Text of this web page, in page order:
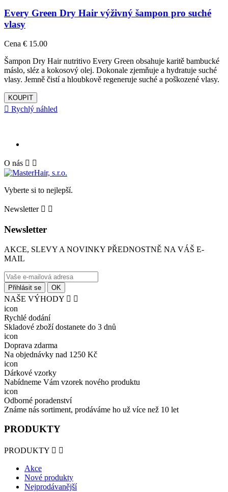
Every Green Dry Hair výživný šampon pro suché
vlasy
Cena € 15.00
Šampon Dry Hair nutritivo Every Green obsahuje karitě bambucké
máslo, sléz a kokosový olej. Dokonale zjemňuje a hydratuje suché
vlasy. Jemně čistí a hloubkově regeneruje suché a poškozené vlasy.
KOUPIT
 Rychlý náhled
O nás  
Vyberte si to nejlepší.
Newsletter  
Newsletter
AKCE, SLEVY A NOVINKY PŘEDNOSTNĚ NA VÁŠ E-
MAIL
NAŠE VÝHODY  
icon
Rychlé dodání
Skladové zboží dostanete do 3 dnů
icon
Doprava zdarma
Na objednávky nad 1250 Kč
icon
Dárkové vzorky
Nabídneme Vám vzorek nového produktu
icon
Odborné poradenství
Známe nás sortiment, prodáváme ho už více než 10 let
PRODUKTY
PRODUKTY  
Akce
Nové produkty
Nejprodávanější